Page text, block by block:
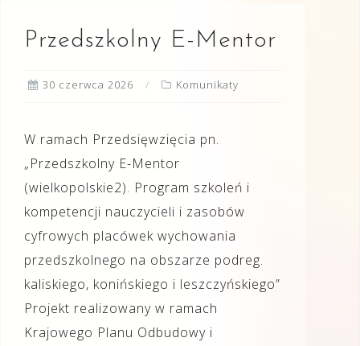
Przedszkolny E-Mentor
30 czerwca 2026 Komunikaty
W ramach Przedsięwzięcia pn.
„Przedszkolny E-Mentor
(wielkopolskie2). Program szkoleń i
kompetencji nauczycieli i zasobów
cyfrowych placówek wychowania
przedszkolnego na obszarze podreg.
kaliskiego, konińskiego i leszczyńskiego”
Projekt realizowany w ramach
Krajowego Planu Odbudowy i